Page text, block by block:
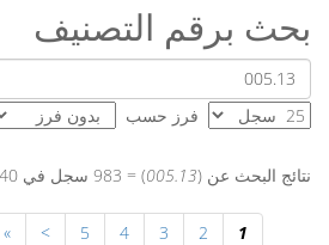
بحث برقم التصنيف
فرز حسب
نتائج البحث عن (005.13) = 983 سجل في 40 صفحة
» > 5 4 3 2 1